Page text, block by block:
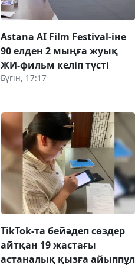
Astana AI Film Festival-іне
90 елден 2 мыңға жуық
ЖИ-фильм келіп түсті
Бүгін, 17:17
TikTok-та бейәдеп сөздер
айтқан 19 жастағы
астаналық қызға айыппұл